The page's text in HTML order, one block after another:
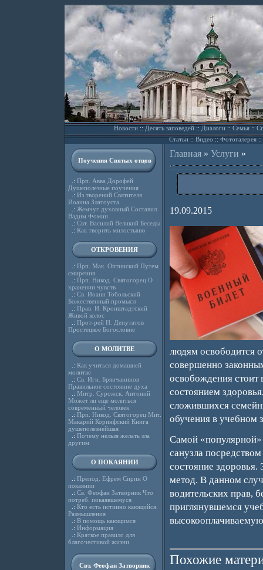
Новости::Десять заповедей::Диалоги::Семья::
Статьи::Видео ::Фотогалерея::
Поучения Святых отцов
.: Прп. Авва Дорофей
Душеполезные поучения
.: Из творений Святителя
Иоанна Златоуста
.: Жемчуг духовный Составил
Вадим Фомин
.: Свт. Василий Великий Беседы
.: Как творить милостыню
ОТКРОВЕНИЯ
.: Прп. Мак. Оптинский Путем
смирения
.: Прп. Никод. Святогорец О
хранении чувств
.: Св. Иоанн Тобольский
Божественный промысл
.: Прав. И. Кронштадтский
Живой колос
.: Прот-рей Н. Депутатов
Простецкое Богословие
О МОЛИТВЕ
.: Как учиться домашней
молитве
.: Св. Игн. Брянчанинов
Правильное состояние духа
.: Митр. Сурожск. Антоний
Может ли еще молиться
современный человек
.: Прп. Никод. Святогорец Мит.
Макарий Коринфский Книга
душеполезнейшая
.: Почему нельзя желать зла
другим
О ПОКАЯНИИ
.: Препод. Ефрем Сирин О
покаянии
.: Св. Феофан Затворник Что
потреб. покаявшемуся
.: Кто есть истинно кающийся.
Размышления
.: В помощь кающимся
.: Информация
.: Краткое правило для
благочестивой жизни
Свт. Феофан Затворник
Главная» Услуги »
19.09.2015
людям освободится
совершенно
освобождения стоит
состоянием
сложившихся
обучения в учебном
Самой
санузла
состояние
метод. В данном
водительских прав,
приглянувшемся
Похожие